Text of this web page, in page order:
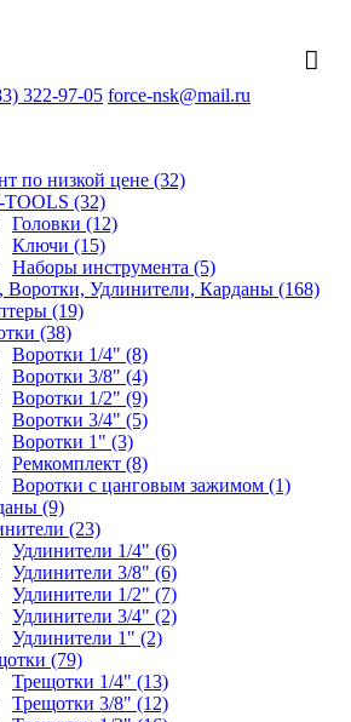
322-97-05 force-nsk@mail.ru
по низкой цене (32)
TOOLS (32)
Головки (12)
Ключи (15)
Наборы инструмента (5)
Воротки, Удлинители, Карданы (168)
(19)
(38)
Воротки 1/4" (8)
Воротки 3/8" (4)
Воротки 1/2" (9)
Воротки 3/4" (5)
Воротки 1" (3)
Ремкомплект (8)
Воротки с цанговым зажимом (1)
(9)
(23)
Удлинители 1/4" (6)
Удлинители 3/8" (6)
Удлинители 1/2" (7)
Удлинители 3/4" (2)
Удлинители 1" (2)
(79)
Трещотки 1/4" (13)
Трещотки 3/8" (12)